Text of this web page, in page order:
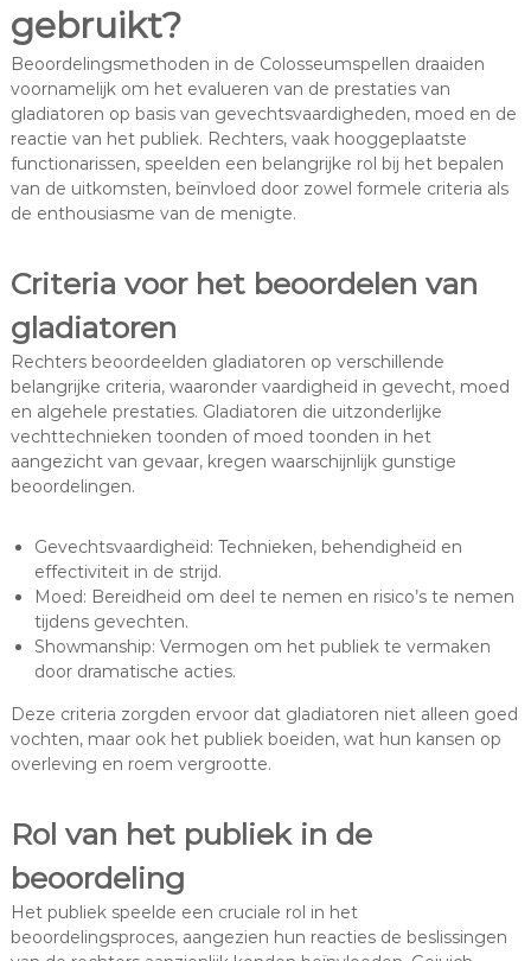
gebruikt?
Beoordelingsmethoden in de Colosseumspellen draaiden
voornamelijk om het evalueren van de prestaties van
gladiatoren op basis van gevechtsvaardigheden, moed en de
reactie van het publiek. Rechters, vaak hooggeplaatste
functionarissen, speelden een belangrijke rol bij het bepalen
van de uitkomsten, beïnvloed door zowel formele criteria als
de enthousiasme van de menigte.
Criteria voor het beoordelen van
gladiatoren
Rechters beoordeelden gladiatoren op verschillende
belangrijke criteria, waaronder vaardigheid in gevecht, moed
en algehele prestaties. Gladiatoren die uitzonderlijke
vechttechnieken toonden of moed toonden in het
aangezicht van gevaar, kregen waarschijnlijk gunstige
beoordelingen.
Gevechtsvaardigheid: Technieken, behendigheid en
effectiviteit in de strijd.
Moed: Bereidheid om deel te nemen en risico’s te nemen
tijdens gevechten.
Showmanship: Vermogen om het publiek te vermaken
door dramatische acties.
Deze criteria zorgden ervoor dat gladiatoren niet alleen goed
vochten, maar ook het publiek boeiden, wat hun kansen op
overleving en roem vergrootte.
Rol van het publiek in de
beoordeling
Het publiek speelde een cruciale rol in het
beoordelingsproces, aangezien hun reacties de beslissingen